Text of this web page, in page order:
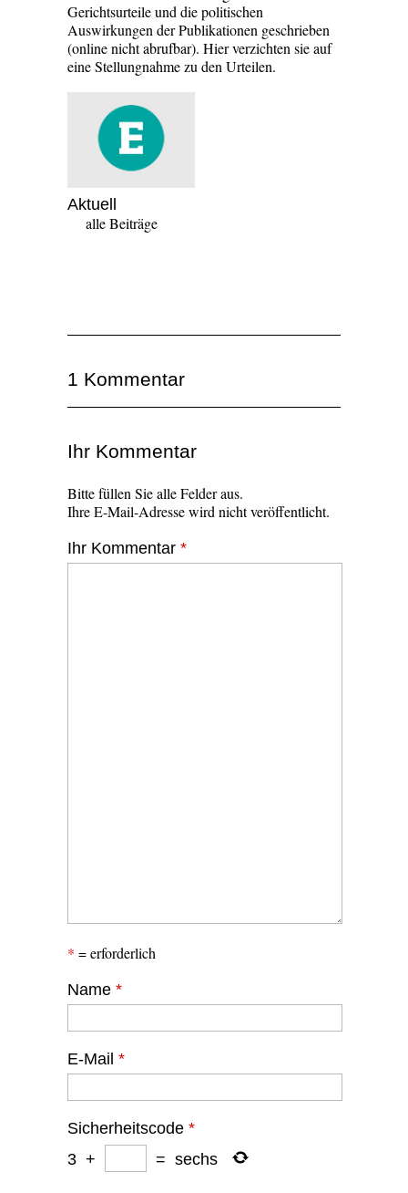
Gerichtsurteile und die politischen
Auswirkungen der Publikationen geschrieben
(online nicht abrufbar). Hier verzichten sie auf
eine Stellungnahme zu den Urteilen.
Aktuell
alle Beiträge
1 Kommentar
Ihr Kommentar
Bitte füllen Sie alle Felder aus.
Ihre E-Mail-Adresse wird nicht veröffentlicht.
Ihr Kommentar *
* = erforderlich
Name *
E-Mail *
Sicherheitscode *
3 + = sechs